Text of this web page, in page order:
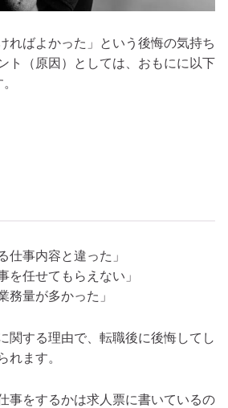
ればよかった」という後悔の気持ち
ト（原因）としては、おもにに以下
仕事内容と違った」
を任せてもらえない」
務量が多かった」
関する理由で、転職後に後悔してし
れます。
事をするかは求人票に書いているの